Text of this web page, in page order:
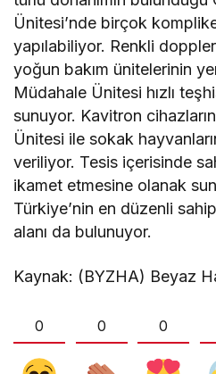
Ünitesi’nde birçok
yapılabiliyor. Renkli
yoğun bakım ünitelerinin
Müdahale Ünitesi hızlı
sunuyor. Kavitron
Ünitesi ile sokak
veriliyor. Tesis içerisinde
ikamet etmesine olanak
Türkiye’nin en düzenli
alanı da bulunuyor.
Kaynak: (BYZHA) Beyaz
0 0 0